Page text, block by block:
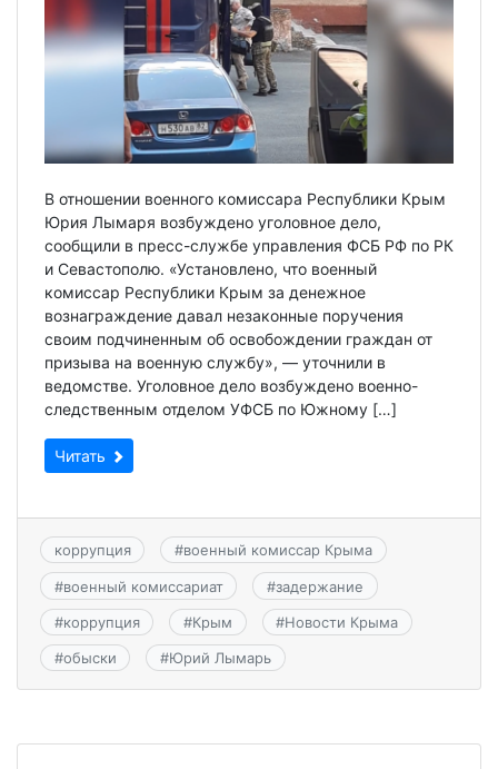
В отношении военного комиссара Республики Крым
Юрия Лымаря возбуждено уголовное дело,
сообщили в пресс-службе управления ФСБ РФ по РК
и Севастополю. «Установлено, что военный
комиссар Республики Крым за денежное
вознаграждение давал незаконные поручения
своим подчиненным об освобождении граждан от
призыва на военную службу», — уточнили в
ведомстве. Уголовное дело возбуждено военно-
следственным отделом УФСБ по Южному […]
Читать
коррупция #военный комиссар Крыма
#военный комиссариат #задержание
#коррупция #Крым #Новости Крыма
#обыски #Юрий Лымарь